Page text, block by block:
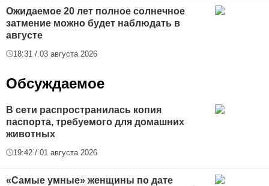
Ожидаемое 20 лет полное солнечное
затмение можно будет наблюдать в
августе
18:31 / 03 августа 2026
Обсуждаемое
В сети распространилась копия
паспорта, требуемого для домашних
животных
19:42 / 01 августа 2026
«Самые умные» женщины по дате